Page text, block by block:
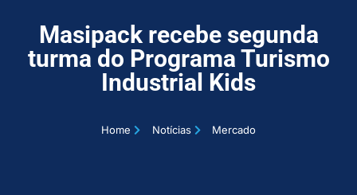
Masipack recebe segunda
turma do Programa Turismo
Industrial Kids
Home Notícias Mercado